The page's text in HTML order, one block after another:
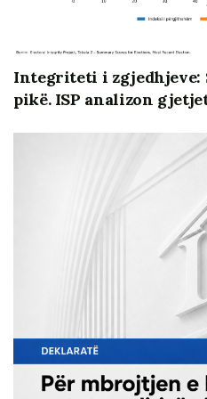
numrit të deklaruar të
të tyre publike. PS nuk bën
ka organizim shumë më
disiplinës dhe regjistrit,
mbeten problematike në
Integriteti i zgjedhjeve:
pikë. ISP analizon